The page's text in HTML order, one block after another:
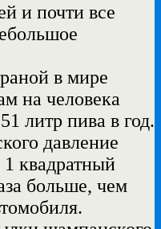
и почти все
в мире
на человека
литр пива в год.
давление
1 квадратный
больше, чем